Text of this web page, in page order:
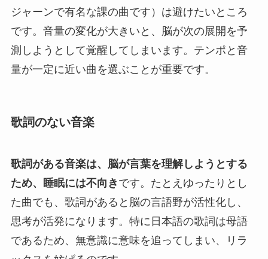
ジャーンで有名な課の曲です）は避けたいところ
です。音量の変化が大きいと、脳が次の展開を予
測しようとして覚醒してしまいます。テンポと音
量が一定に近い曲を選ぶことが重要です。
歌詞のない音楽
歌詞がある音楽は、脳が言葉を理解しようとする
ため、睡眠には不向き です。たとえゆったりとし
た曲でも、歌詞があると脳の言語野が活性化し、
思考が活発になります。特に日本語の歌詞は母語
であるため、無意識に意味を追ってしまい、リラ